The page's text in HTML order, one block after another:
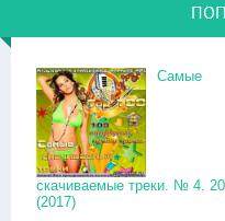
Самые
скачиваемые треки. № 4.
(2017)